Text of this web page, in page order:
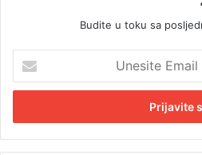
Budite u toku sa
e
i
t